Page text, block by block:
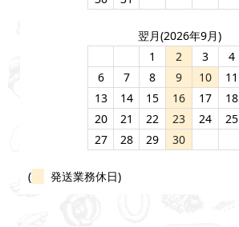
翌月(2026年9月)
1
2 3 4
6
7 8 9 10 11
13
14 15 16 17 18
20
21 22 23 24 25
27
28 29 30
( 発送業務休日)